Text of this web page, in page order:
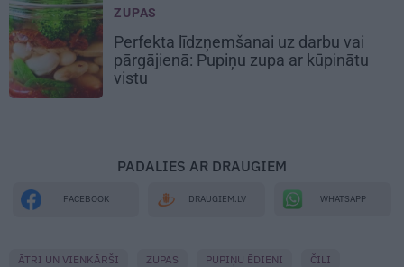
ZUPAS
Perfekta līdzņemšanai uz darbu vai
pārgājienā: Pupiņu zupa ar kūpinātu
vistu
PADALIES AR DRAUGIEM
FACEBOOK DRAUGIEM.LV WHATSAPP
ĀTRI UN VIENKĀRŠI ZUPAS PUPIŅU ĒDIENI ČILI